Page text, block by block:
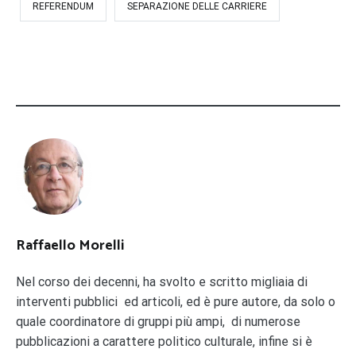
REFERENDUM SEPARAZIONE DELLE CARRIERE
Raffaello Morelli
Nel corso dei decenni, ha svolto e scritto migliaia di
interventi pubblici ed articoli, ed è pure autore, da solo o
quale coordinatore di gruppi più ampi, di numerose
pubblicazioni a carattere politico culturale, infine si è